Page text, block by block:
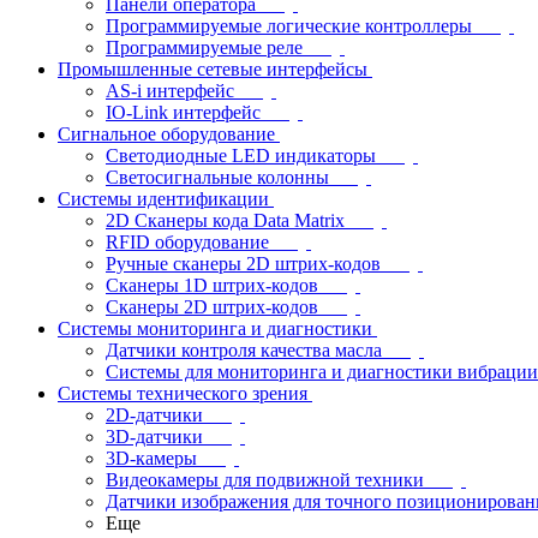
Панели оператора
Программируемые логические контроллеры
Программируемые реле
Промышленные сетевые интерфейсы
AS-i интерфейс
IO-Link интерфейс
Сигнальное оборудование
Светодиодные LED индикаторы
Светосигнальные колонны
Системы идентификации
2D Сканеры кода Data Matrix
RFID оборудование
Ручные сканеры 2D штрих-кодов
Сканеры 1D штрих-кодов
Сканеры 2D штрих-кодов
Системы мониторинга и диагностики
Датчики контроля качества масла
Системы для мониторинга и диагностики вибрации
Системы технического зрения
2D-датчики
3D-датчики
3D-камеры
Видеокамеры для подвижной техники
Датчики изображения для точного
Еще